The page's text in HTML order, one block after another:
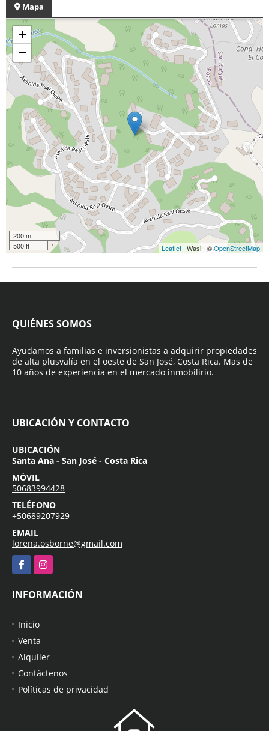
Mapa
+
−
200 m
500 ft
Leaflet | Wasi - ©OpenStreetMap
QUIÉNES SOMOS
Ayudamos a familias e inversionistas a adquirir propiedades
de alta plusvalía en el oeste de San José, Costa Rica. Mas de
10 años de experiencia en el mercado inmobilirio.
UBICACIÓN Y CONTACTO
UBICACIÓN
Santa Ana - San José - Costa Rica
MÓVIL
50683994428
TELÉFONO
+50689207929
EMAIL
lorena.osborne@gmail.com
FacebookInstagram
INFORMACIÓN
Inicio
Venta
Alquiler
Contáctenos
Políticas de privacidad